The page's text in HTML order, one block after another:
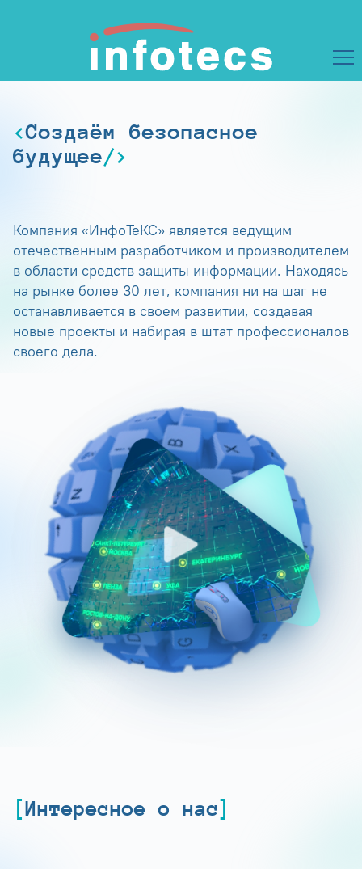
Создаём безопасное
будущее
Компания «ИнфоТеКС» является ведущим
отечественным разработчиком и производителем
в области средств защиты информации. Находясь
на рынке более 30 лет, компания ни на шаг не
останавливается в своем развитии, создавая
новые проекты и набирая в штат профессионалов
своего дела.
Интересное о нас